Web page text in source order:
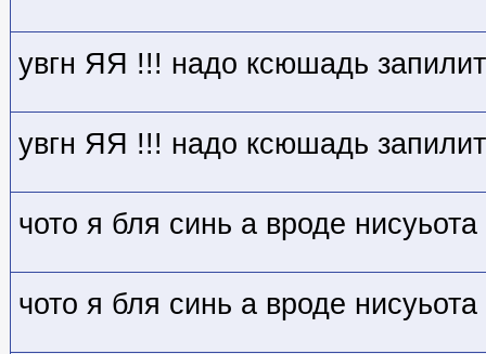
увгн ЯЯ !!! надо ксюшадь
увгн ЯЯ !!! надо ксюшадь
чото я бля синь а вроде нисуьота
чото я бля синь а вроде нисуьота